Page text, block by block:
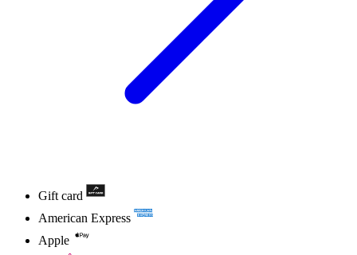
Gift card
American Express
Apple